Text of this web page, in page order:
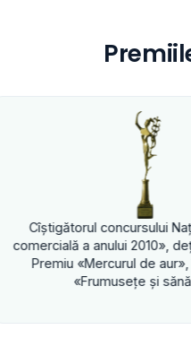
concursului Naţional
a anului 2010», deţinătorul
«Mercurul de aur», în
«Frumuseţe şi sănătate»